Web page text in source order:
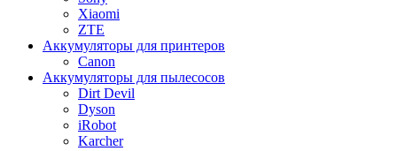
Xiaomi
ZTE
Аккумуляторы для принтеров
Canon
Аккумуляторы для пылесосов
Dirt Devil
Dyson
iRobot
Karcher